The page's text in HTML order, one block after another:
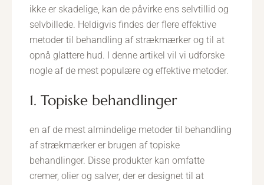
ikke er skadelige, kan de påvirke ens selvtillid og
selvbillede. Heldigvis findes der flere effektive
metoder til behandling af strækmærker og til at
opnå glattere hud. I denne artikel vil vi udforske
nogle af de mest populære og effektive metoder.
1. Topiske behandlinger
en af de mest almindelige metoder til behandling
af strækmærker er brugen af topiske
behandlinger. Disse produkter kan omfatte
cremer, olier og salver, der er designet til at